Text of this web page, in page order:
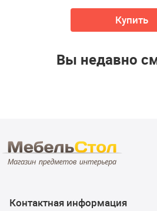
Купить
Вы недавно
Контактная информация